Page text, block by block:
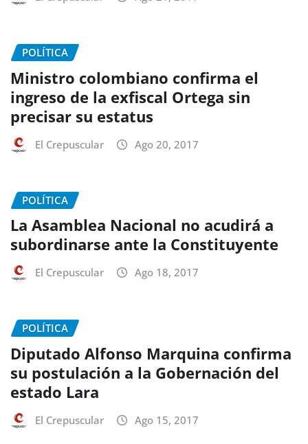
POLÍTICA
Ministro colombiano confirma el
ingreso de la exfiscal Ortega sin
precisar su estatus
El Crepuscular Ago 20, 2017
POLÍTICA
La Asamblea Nacional no acudirá a
subordinarse ante la Constituyente
El Crepuscular Ago 18, 2017
POLÍTICA
Diputado Alfonso Marquina confirma
su postulación a la Gobernación del
estado Lara
El Crepuscular Ago 15, 2017